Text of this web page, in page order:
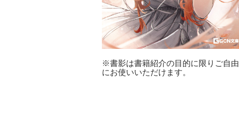
※書影は書籍紹介の目的に限りご自由
にお使いいただけます。